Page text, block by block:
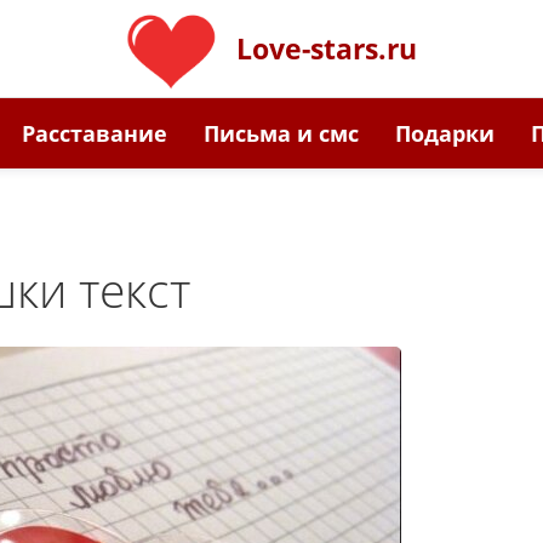
Love-stars.ru
Расставание Письма и смс Подарки
текст